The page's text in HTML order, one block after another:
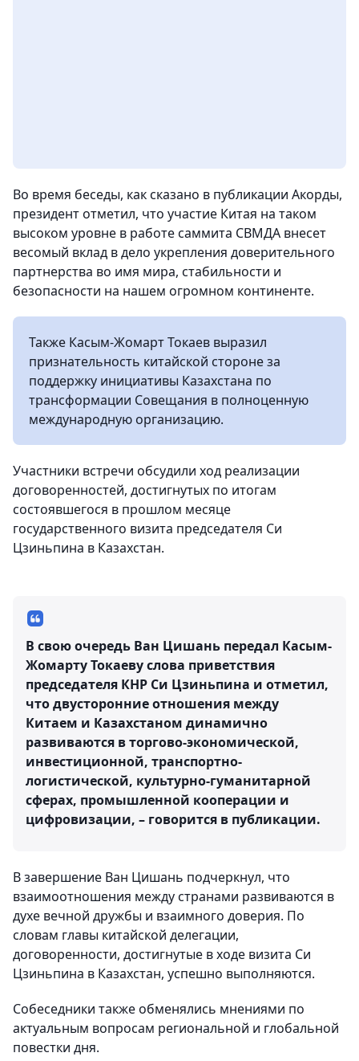
Во время беседы, как сказано в публикации Акорды,
президент отметил, что участие Китая на таком
высоком уровне в работе саммита СВМДА внесет
весомый вклад в дело укрепления доверительного
партнерства во имя мира, стабильности и
безопасности на нашем огромном континенте.
Также Касым-Жомарт Токаев выразил
признательность китайской стороне за
поддержку инициативы Казахстана по
трансформации Совещания в полноценную
международную организацию.
Участники встречи обсудили ход реализации
договоренностей, достигнутых по итогам
состоявшегося в прошлом месяце
государственного визита председателя Си
Цзиньпина в Казахстан.
В свою очередь Ван Цишань передал Касым-
Жомарту Токаеву слова приветствия
председателя КНР Си Цзиньпина и отметил,
что двусторонние отношения между
Китаем и Казахстаном динамично
развиваются в торгово-экономической,
инвестиционной, транспортно-
логистической, культурно-гуманитарной
сферах, промышленной кооперации и
цифровизации, – говорится в публикации.
В завершение Ван Цишань подчеркнул, что
взаимоотношения между странами развиваются в
духе вечной дружбы и взаимного доверия. По
словам главы китайской делегации,
договоренности, достигнутые в ходе визита Си
Цзиньпина в Казахстан, успешно выполняются.
Собеседники также обменялись мнениями по
актуальным вопросам региональной и глобальной
повестки дня.